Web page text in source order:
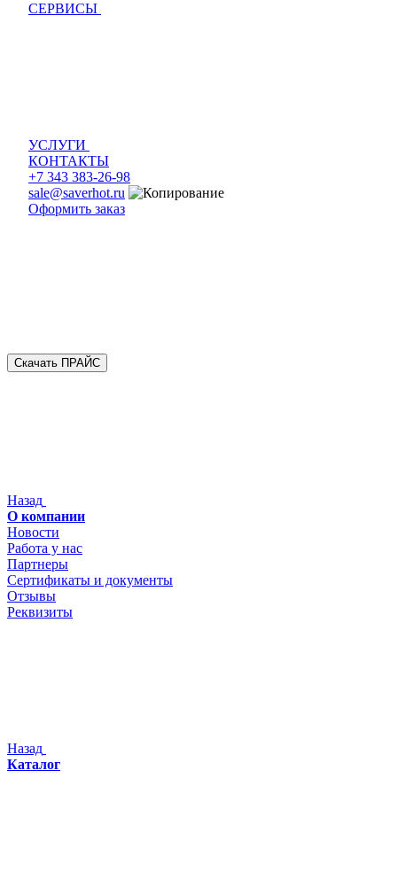
СЕРВИСЫ
УСЛУГИ
КОНТАКТЫ
+7 343 383-26-98
sale@saverhot.ru
Оформить заказ
Скачать ПРАЙС
Назад
О компании
Новости
Работа у нас
Партнеры
Сертификаты и документы
Отзывы
Реквизиты
Назад
Каталог